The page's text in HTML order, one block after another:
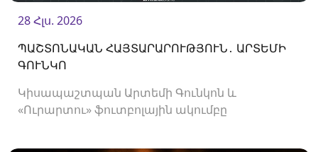
28 Հլս. 2026
ՊԱՇՏՈՆԱԿԱՆ ՀԱՅՏԱՐԱՐՈՒԹՅՈՒՆ․ ԱՐՏԵՄԻ
ԳՈՒՆԿՈ
Կիսապաշտպան Արտեմի Գունկոն և
«Ուրարտու» ֆուտբոլային ակումբը